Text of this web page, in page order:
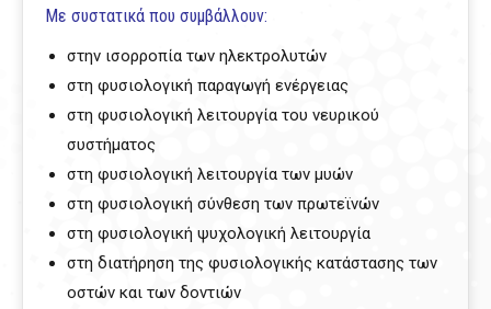
Με συστατικά που συμβάλλουν:
στην ισορροπία των ηλεκτρολυτών
στη φυσιολογική παραγωγή ενέργειας
στη φυσιολογική λειτουργία του νευρικού
συστήματος
στη φυσιολογική λειτουργία των μυών
στη φυσιολογική σύνθεση των πρωτεϊνών
στη φυσιολογική ψυχολογική λειτουργία
στη διατήρηση της φυσιολογικής κατάστασης των
οστών και των δοντιών